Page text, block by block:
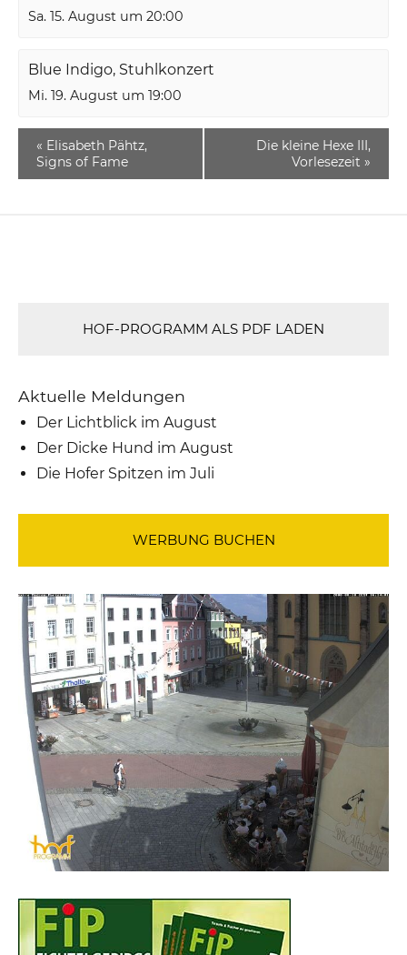
Sa. 15. August um 20:00
Blue Indigo, Stuhlkonzert
Mi. 19. August um 19:00
« Elisabeth Pähtz,
Signs of Fame
Die kleine Hexe III,
Vorlesezeit »
HOF-PROGRAMM ALS PDF LADEN
Aktuelle Meldungen
Der Lichtblick im August
Der Dicke Hund im August
Die Hofer Spitzen im Juli
WERBUNG BUCHEN